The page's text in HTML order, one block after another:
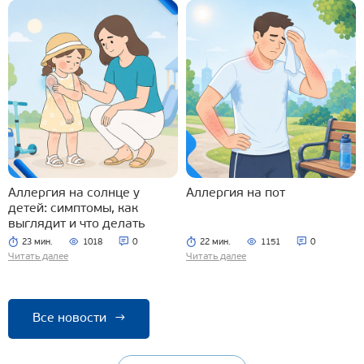
Аллергия на солнце у
детей: симптомы, как
выглядит и что делать
23 мин. 1018 0
Читать далее
Аллергия на пот
22 мин. 1151 0
Читать далее
Все новости →